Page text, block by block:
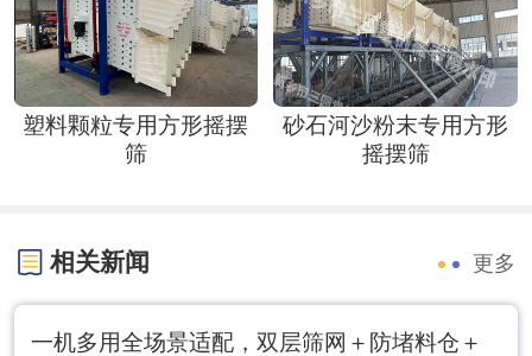
塑料颗粒专用方形摇摆
筛
砂石河沙粉末专用方形
摇摆筛
相关新闻 更多
一机多用全场景适配，双层筛网＋防堵料仓＋